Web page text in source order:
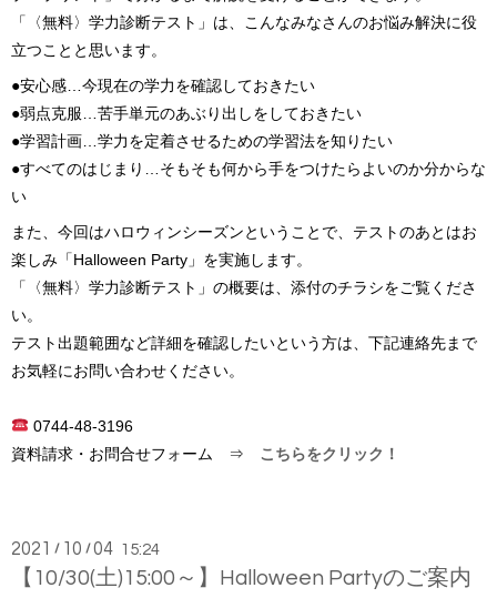
「〈無料〉学力診断テスト」は、こんなみなさんのお悩み解決に役
立つことと思います。
●安心感…今現在の学力を確認しておきたい
●弱点克服…苦手単元のあぶり出しをしておきたい
●学習計画…学力を定着させるための学習法を知りたい
●すべてのはじまり…そもそも何から手をつけたらよいのか分からな
い
また、今回はハロウィンシーズンということで、テストのあとはお
楽しみ「Halloween Party」を実施します。
「〈無料〉学力診断テスト」の概要は、添付のチラシをご覧くださ
い。
テスト出題範囲など詳細を確認したいという方は、下記連絡先まで
お気軽にお問い合わせください。
0744-48-3196
資料請求・お問合せフォーム ⇒ こちらをクリック！
2021 / 10 /04 15:24
【10/30(土)15:00～】Halloween Partyのご案内